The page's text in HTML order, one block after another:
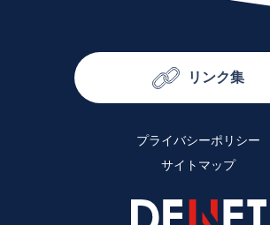
リンク集
プライバシーポリシー
サイトマップ